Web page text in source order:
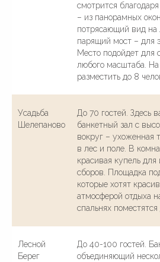
смотрится
– из панорамных
потрясающий вид на
парящий мост – для
Место подойдет для
любого масштаба.
разместить до 8
Усадьба
Шелепаново
До 70 гостей. Здесь
банкетный зал с
вокруг – ухоженная
в лес и поле. В
красивая купель
сборов. Площадка
которые хотят
атмосферой отдыха
спальнях поместятся
Лесной
Берег
До 40-100 гостей.
объединяющий